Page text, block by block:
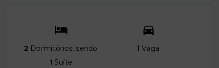
2 Dormitórios, sendo
1 Suíte
1 Vaga